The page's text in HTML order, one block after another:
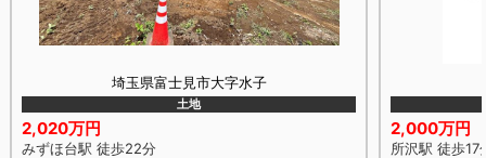
埼玉県富士見市大字水子
土地
2,020万円
みずほ台駅 徒歩22分
2,000万円
所沢駅 徒歩17